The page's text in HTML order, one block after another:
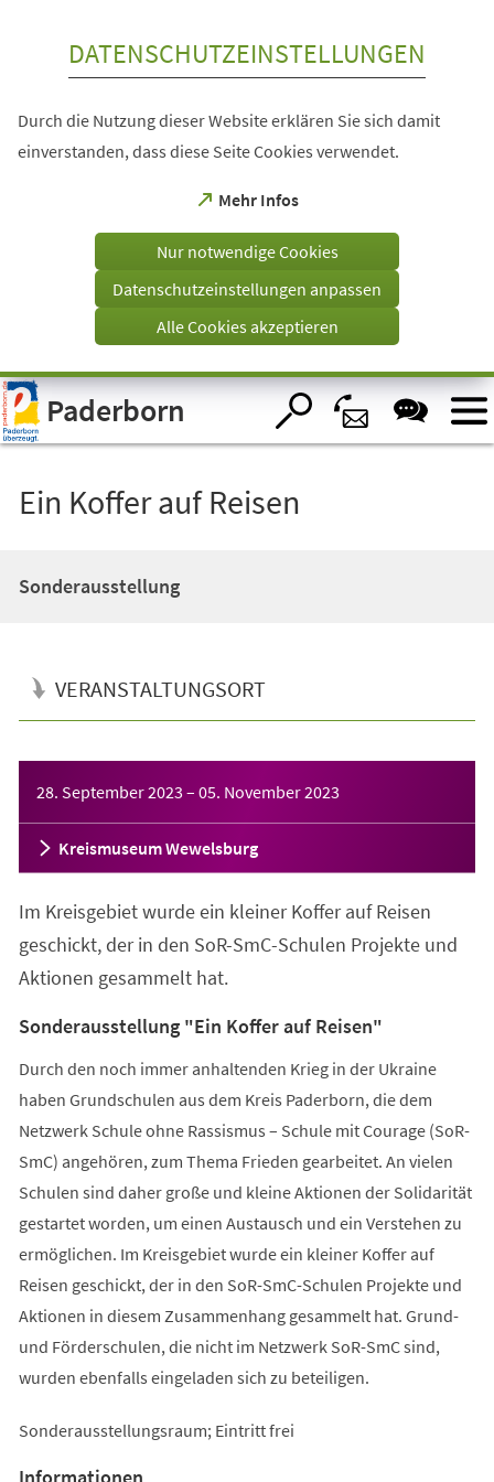
Visuelle
Assistenzsoftware
öffnen.
DATENSCHUTZEINSTELLUNGEN
Durch die Nutzung dieser Website erklären Sie sich damit
einverstanden, dass diese Seite Cookies verwendet.
Mehr Infos
(Öffnet
einem
Tab)
Nur notwendige Cookies
Datenschutzeinstellungen anpassen
Alle Cookies akzeptieren
Paderborn
Ein Koffer auf Reisen
Sonderausstellung
VERANSTALTUNGSORT
28. September 2023 – 05. November 2023
Kreismuseum Wewelsburg
Im Kreisgebiet wurde ein kleiner Koffer auf Reisen
geschickt, der in den SoR-SmC-Schulen Projekte und
Aktionen gesammelt hat.
Sonderausstellung "Ein Koffer auf Reisen"
Durch den noch immer anhaltenden Krieg in der Ukraine
haben Grundschulen aus dem Kreis Paderborn, die dem
Netzwerk Schule ohne Rassismus – Schule mit Courage (SoR-
SmC) angehören, zum Thema Frieden gearbeitet. An vielen
Schulen sind daher große und kleine Aktionen der Solidarität
gestartet worden, um einen Austausch und ein Verstehen zu
ermöglichen. Im Kreisgebiet wurde ein kleiner Koffer auf
Reisen geschickt, der in den SoR-SmC-Schulen Projekte und
Aktionen in diesem Zusammenhang gesammelt hat. Grund-
und Förderschulen, die nicht im Netzwerk SoR-SmC sind,
wurden ebenfalls eingeladen sich zu beteiligen.
Sonderausstellungsraum; Eintritt frei
Informationen